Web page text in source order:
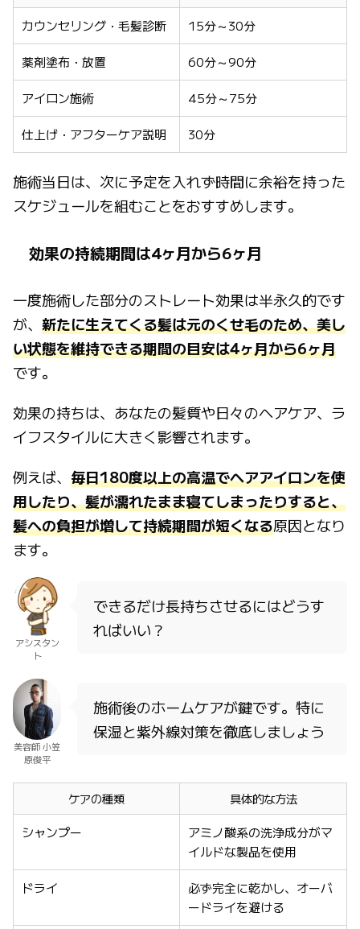
カウンセリング・毛髪診断 15分～30分
薬剤塗布・放置 60分～90分
アイロン施術 45分～75分
仕上げ・アフターケア説明 30分
施術当日は、次に予定を入れず時間に余裕を持った
スケジュールを組むことをおすすめします。
効果の持続期間は4ヶ月から6ヶ月
一度施術した部分のストレート効果は半永久的です
が、 新たに生えてくる髪は元のくせ毛のため、美し
い状態を維持できる期間の目安は4ヶ月から6ヶ月
です。
効果の持ちは、あなたの髪質や日々のヘアケア、ラ
イフスタイルに大きく影響されます。
例えば、 毎日180度以上の高温でヘアアイロンを使
用したり、髪が濡れたまま寝てしまったりすると、
髪への負担が増して持続期間が短くなる原因となり
ます。
アシスタン
ト
できるだけ長持ちさせるにはどうす
ればいい？
美容師 小笠
原俊平
施術後のホームケアが鍵です。特に
保湿と紫外線対策を徹底しましょう
ケアの種類
具体的な方法
シャンプー
アミノ酸系の洗浄成分がマ
イルドな製品を使用
ドライ
必ず完全に乾かし、オーバ
ードライを避ける